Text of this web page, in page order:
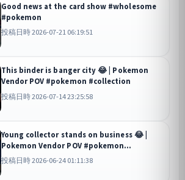
Good news at the card show #wholesome
#pokemon
投稿日時 2026-07-21 06:19:51
This binder is banger city 😂 | Pokemon
Vendor POV #pokemon #collection
投稿日時 2026-07-14 23:25:58
Young collector stands on business 😂 |
Pokemon Vendor POV #pokemon
#wholesome
投稿日時 2026-06-24 01:11:38